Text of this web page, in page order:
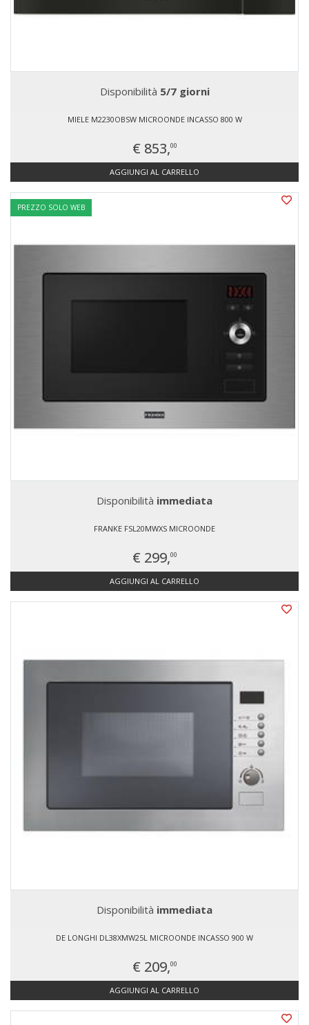
Disponibilità 5/7 giorni
MIELE M2230OBSW MICROONDE INCASSO 800 W
€ 853,00
AGGIUNGI AL CARRELLO
PREZZO SOLO WEB
Disponibilità immediata
FRANKE FSL20MWXS MICROONDE
€ 299,00
AGGIUNGI AL CARRELLO
Disponibilità immediata
DE LONGHI DL38XMW25L MICROONDE INCASSO 900 W
€ 209,00
AGGIUNGI AL CARRELLO